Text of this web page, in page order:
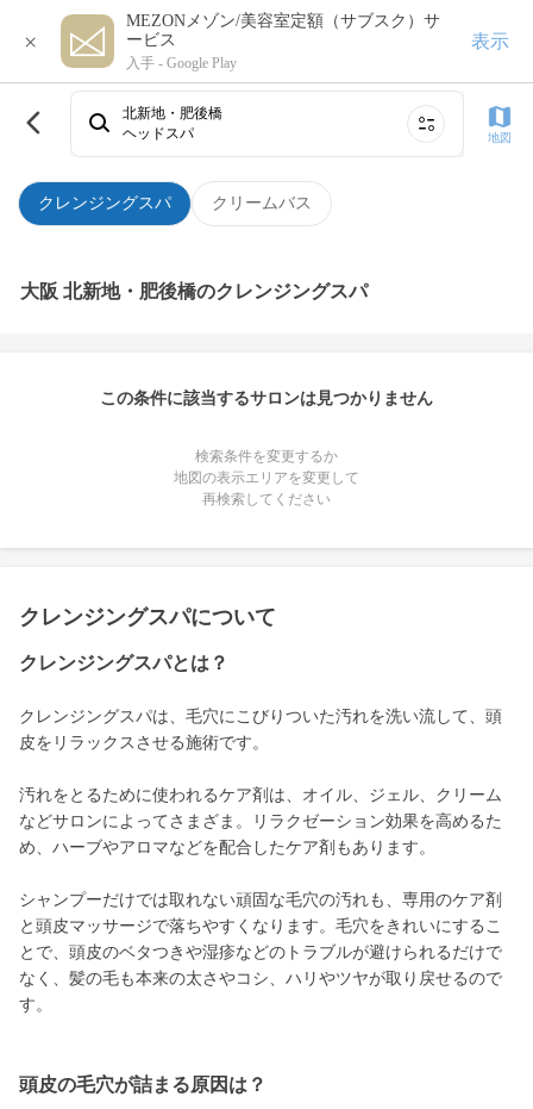
×
MEZONメゾン/美容室定額（サブスク）サ
ービス
入手 - Google Play
表示
クレンジングスパ クリームバス
北新地・肥後橋
ヘッドスパ
地図
大阪 北新地・肥後橋のクレンジングスパ
この条件に該当するサロンは見つかりません
検索条件を変更するか
地図の表示エリアを変更して
再検索してください
クレンジングスパについて
クレンジングスパとは？
クレンジングスパは、毛穴にこびりついた汚れを洗い流して、頭
皮をリラックスさせる施術です。
汚れをとるために使われるケア剤は、オイル、ジェル、クリーム
などサロンによってさまざま。リラクゼーション効果を高めるた
め、ハーブやアロマなどを配合したケア剤もあります。
シャンプーだけでは取れない頑固な毛穴の汚れも、専用のケア剤
と頭皮マッサージで落ちやすくなります。毛穴をきれいにするこ
とで、頭皮のベタつきや湿疹などのトラブルが避けられるだけで
なく、髪の毛も本来の太さやコシ、ハリやツヤが取り戻せるので
す。
頭皮の毛穴が詰まる原因は？